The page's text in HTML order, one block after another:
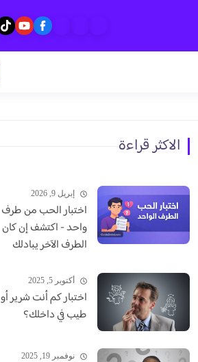
الاكثر قراءة
إبريل 9, 2026
اختبار الحب من طرف
واحد - اكتشف إن كان
الطرف الآخر يبادلك
أكتوبر 5, 2025
اختبار كم أنت شرير أو
طيب في داخلك؟
نوفمبر 19, 2025